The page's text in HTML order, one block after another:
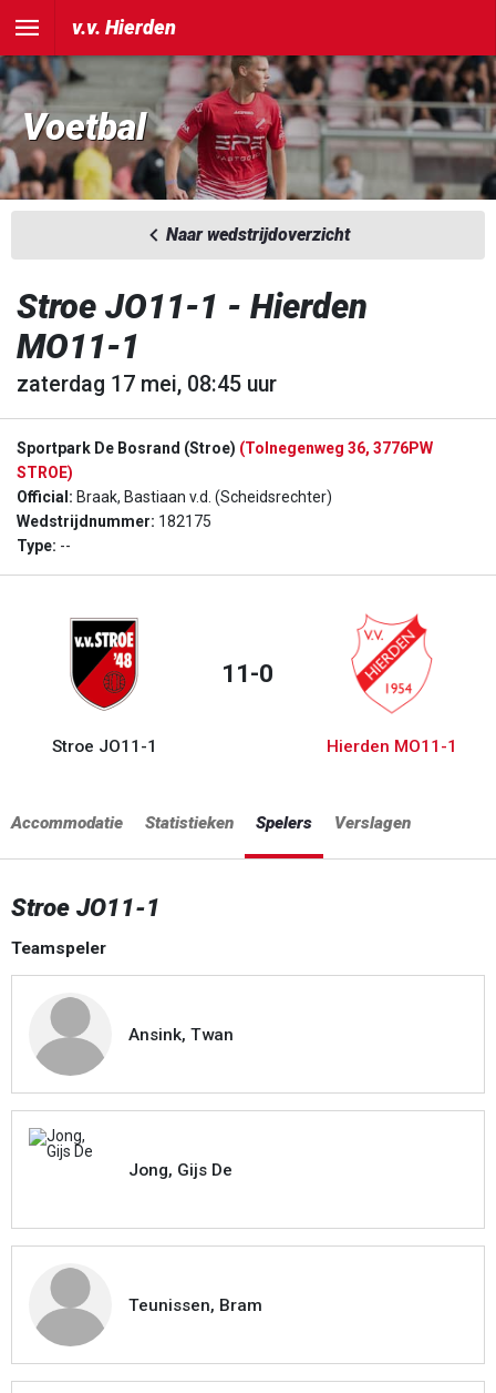
v.v. Hierden
Voetbal
Naar wedstrijdoverzicht
Stroe JO11-1 - Hierden
MO11-1
zaterdag 17 mei, 08:45 uur
Sportpark De Bosrand (Stroe) (Tolnegenweg 36, 3776PW
STROE)
Official: Braak, Bastiaan v.d. (Scheidsrechter)
Wedstrijdnummer: 182175
Type: --
Stroe JO11-1
11-0
Hierden MO11-1
Accommodatie Statistieken Spelers Verslagen
Stroe JO11-1
Teamspeler
Ansink, Twan
Jong, Gijs De
Teunissen, Bram